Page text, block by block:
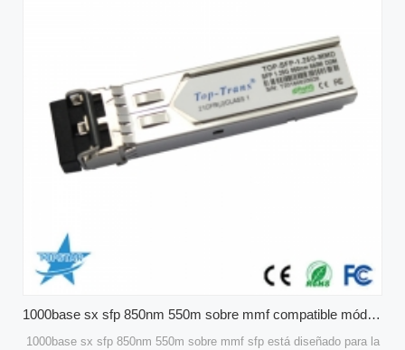
1000base sx sfp 850nm 550m sobre mmf compatible módulos ópticos cisco glc-sx-mmd
sfp está diseñado para la
módulos sfp de modo único